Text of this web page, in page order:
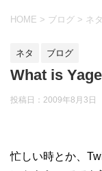
HOME > ブログ > ネタ
ネタ ブログ
What is
投稿日： 2009年8月3日
忙しい時とか、